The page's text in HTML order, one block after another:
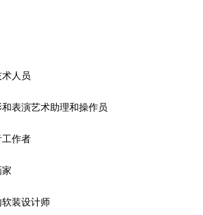
术人员
表演艺术助理和操作员
工作者
家
装设计师